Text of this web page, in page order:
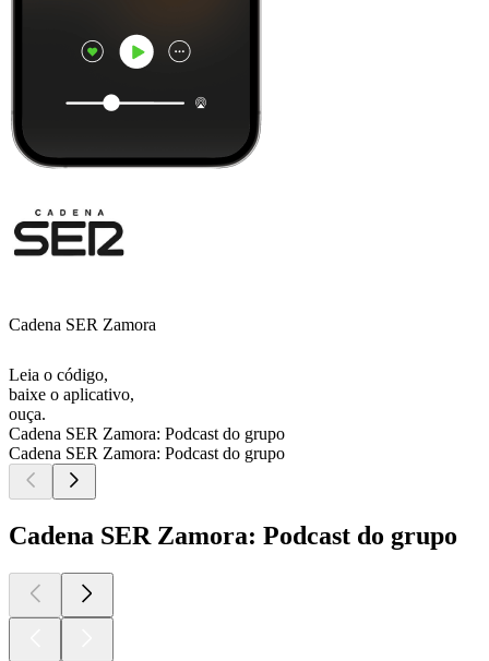
Cadena SER Zamora
Leia o código,
baixe o aplicativo,
ouça.
Cadena SER Zamora: Podcast do grupo
Cadena SER Zamora: Podcast do grupo
Cadena SER Zamora: Podcast do grupo